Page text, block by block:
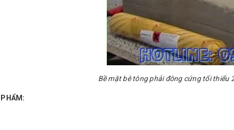
Bề mặt bê tông phải đông cứng tối thiểu